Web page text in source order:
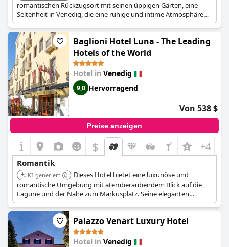
romantischen Rückzugsort mit seinen üppigen Gärten, eine
Seltenheit in Venedig, die eine ruhige und intime Atmosphäre
schafft. Seine luxuriösen Unterkünfte und der
außergewöhnliche Service schaffen ein unvergessliches
romantisches Erlebnis.Baglioni Hotel Luna - The Leading
Hotels of the World
Hotel in Venedig
9,0 Hervorragend
Von 538 $
Preise anzeigen
$ +4
Romantik
KI-generiert
Dieses Hotel bietet eine luxuriöse und
romantische Umgebung mit atemberaubendem Blick auf die
Lagune und der Nähe zum Markusplatz. Seine eleganten
Zimmer, außergewöhnlichen Speiseoptionen und der
aufmerksame Service schaffen einen unvergesslichen
romantischen Kurzurlaub.Palazzo Venart Luxury Hotel
Hotel in Venedig